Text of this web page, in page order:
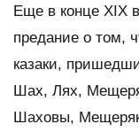
Еще в конце XIX
предание о том,
казаки,
Шах, Лях,
Шаховы,